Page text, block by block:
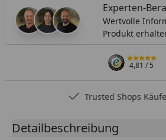
Experten-
Wertvolle
Produkt
4,81/ 5
Trusted Shops
Detailbeschreibung